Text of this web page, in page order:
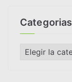
i
v
Categorias
C